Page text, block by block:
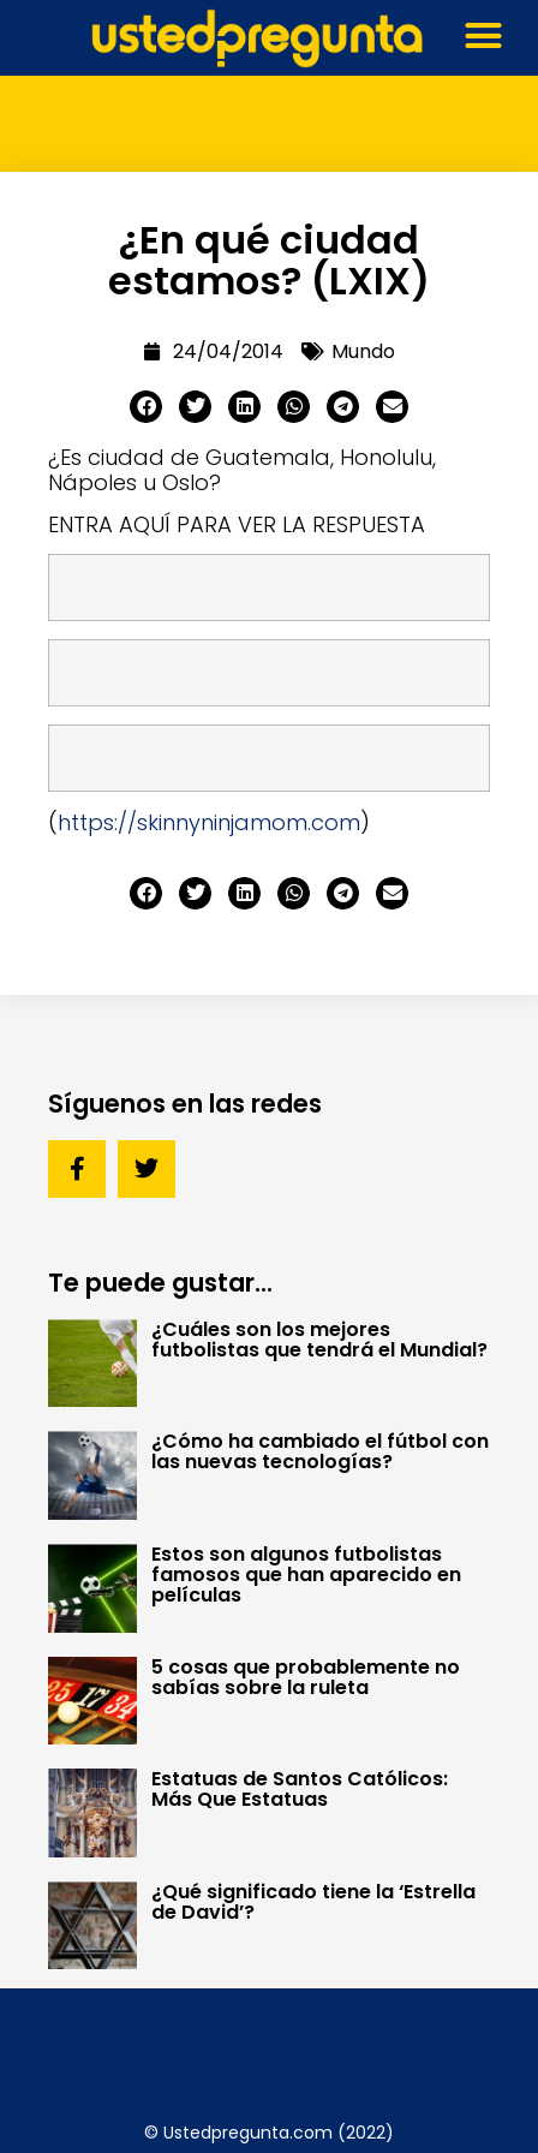
¿En qué ciudad
estamos? (LXIX)
24/04/2014 Mundo
¿Es ciudad de Guatemala, Honolulu,
Nápoles u Oslo?
ENTRA AQUÍ PARA VER LA RESPUESTA
(https://skinnyninjamom.com)
Síguenos en las redes
Te puede gustar...
¿Cuáles son los mejores
futbolistas que tendrá el Mundial?
¿Cómo ha cambiado el fútbol con
las nuevas tecnologías?
Estos son algunos futbolistas
famosos que han aparecido en
películas
5 cosas que probablemente no
sabías sobre la ruleta
Estatuas de Santos Católicos:
Más Que Estatuas
¿Qué significado tiene la ‘Estrella
de David’?
© Ustedpregunta.com (2022)